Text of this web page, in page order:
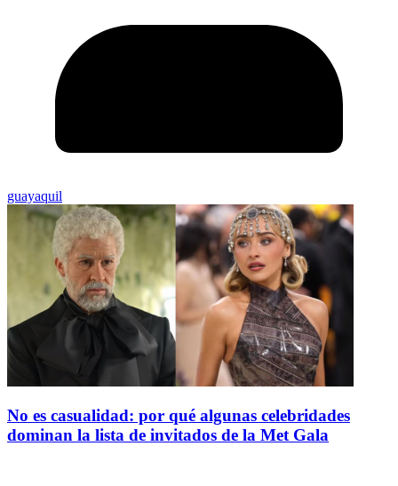
guayaquil
No es casualidad: por qué algunas celebridades
dominan la lista de invitados de la Met Gala